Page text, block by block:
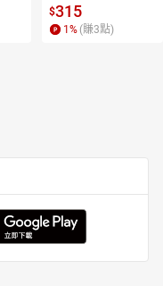
$315
1 % (賺3點)